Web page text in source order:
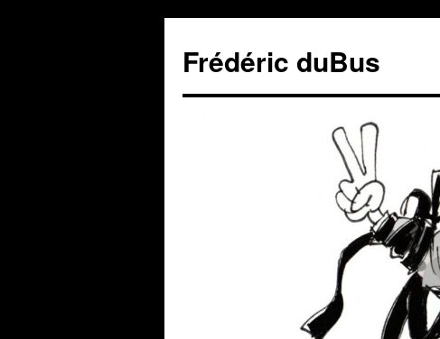
Frédéric duBus